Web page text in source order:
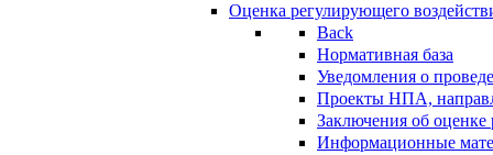
Оценка регулирующего
Back
Нормативная база
Уведомления о
Проекты НПА,
Заключения об
Информационные